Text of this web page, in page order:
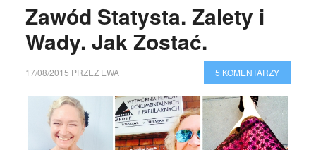
Zawód Statysta. Zalety i
Wady. Jak Zostać.
17/08/2015 PRZEZ EWA 5 KOMENTARZY